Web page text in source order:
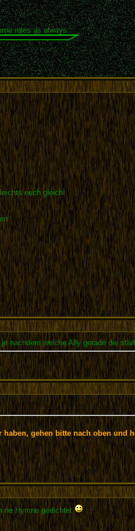
rules as always.
euch gleich!
nachdem welche Ally gerade die
gehen bitte nach oben und
ne Hymne gedichtet